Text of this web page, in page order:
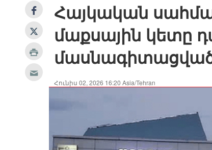
Հայկական
մաքսային կետը
Հունիս 02, 2026 16:20 Asia/Tehran